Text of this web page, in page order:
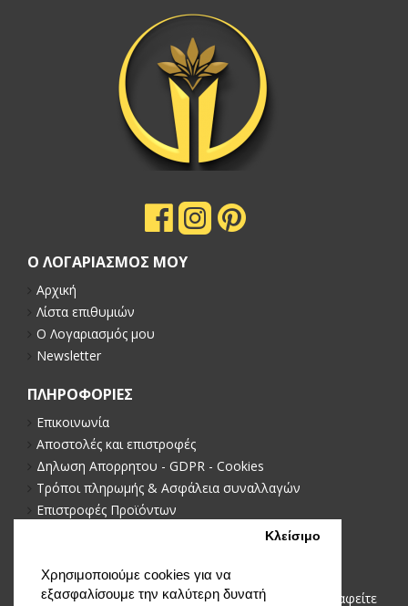
Χρησιμοποιούμε cookies για να
εξασφαλίσουμε την καλύτερη δυνατή
Κλείσιμο
Ο ΛΟΓΑΡΙΑΣΜΟΣ ΜΟΥ
Αρχική
Λίστα επιθυμιών
Ο Λογαριασμός μου
Newsletter
ΠΛΗΡΟΦΟΡΙΕΣ
Επικοινωνία
Αποστολές και επιστροφές
Δηλωση Απορρητου - GDPR - Cookies
Τρόποι πληρωμής & Ασφάλεια συναλλαγών
Επιστροφές Προϊόντων
NEWSLETTER
Μείνετε ενημερωμένοι με νέα και προωθήσεις, εγγραφείτε